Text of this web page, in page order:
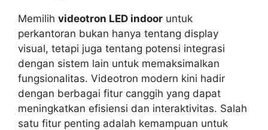
Memilih videotron LED indoor untuk
perkantoran bukan hanya tentang display
visual, tetapi juga tentang potensi integrasi
dengan sistem lain untuk memaksimalkan
fungsionalitas. Videotron modern kini hadir
dengan berbagai fitur canggih yang dapat
meningkatkan efisiensi dan interaktivitas. Salah
satu fitur penting adalah kemampuan untuk